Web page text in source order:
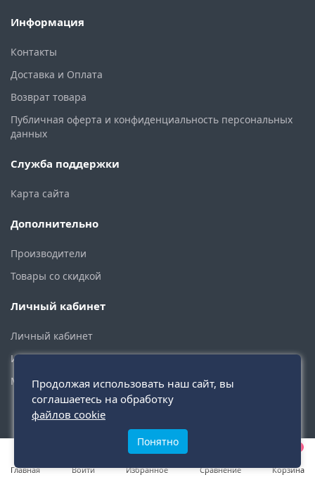
Главная Войти
0
Избранное Сравнение Корзина
Информация
Контакты
Доставка и Оплата
Возврат товара
Публичная оферта и конфиденциальность персональных
данных
Служба поддержки
Карта сайта
Дополнительно
Производители
Товары со скидкой
Личный кабинет
Личный кабинет
История заказов
Мои закладки
2015 - 2026 © santehmoskva.ru — интернет-магазин сантехники
Продолжая использовать наш сайт, вы
соглашаетесь на обработку
файлов cookie
Понятно